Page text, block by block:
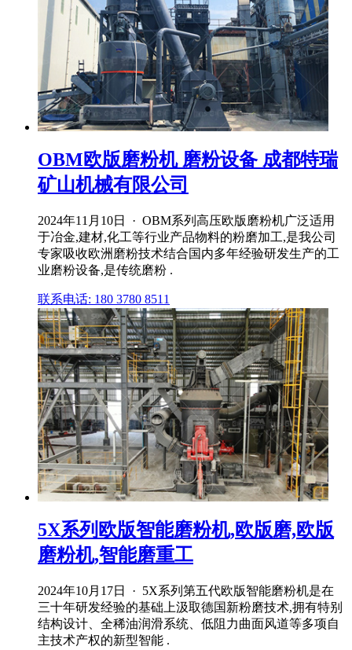
OBM欧版磨粉机 磨粉设备 成都特瑞
矿山机械有限公司
2024年11月10日 · OBM系列高压欧版磨粉机广泛适用
于冶金,建材,化工等行业产品物料的粉磨加工,是我公司
专家吸收欧洲磨粉技术结合国内多年经验研发生产的工
业磨粉设备,是传统磨粉 .
联系电话: 180 3780 8511
5X系列欧版智能磨粉机,欧版磨,欧版
磨粉机,智能磨重工
2024年10月17日 · 5X系列第五代欧版智能磨粉机是在
三十年研发经验的基础上汲取德国新粉磨技术,拥有特别
结构设计、全稀油润滑系统、低阻力曲面风道等多项自
主技术产权的新型智能 .